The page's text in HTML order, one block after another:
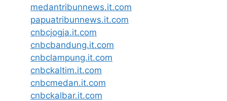
medantribunnews.it.com
papuatribunnews.it.com
cnbcjogja.it.com
cnbcbandung.it.com
cnbclampung.it.com
cnbckaltim.it.com
cnbcmedan.it.com
cnbckalbar.it.com